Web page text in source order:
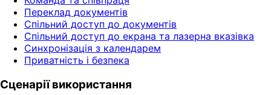
Переклад документів
Спільний доступ до документів
Спільний доступ до екрана та лазерна вказівка
Синхронізація з календарем
Приватність і безпека
Сценарії використання